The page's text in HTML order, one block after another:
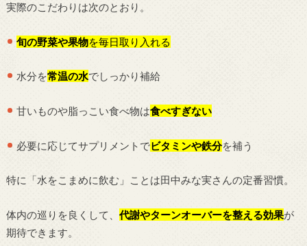
実際のこだわりは次のとおり。
旬の野菜や果物を毎日取り入れる
水分を常温の水でしっかり補給
甘いものや脂っこい食べ物は食べすぎない
必要に応じてサプリメントでビタミンや鉄分を補う
特に「水をこまめに飲む」ことは田中みな実さんの定番習慣。
体内の巡りを良くして、 代謝やターンオーバーを整える効果が
期待できます。